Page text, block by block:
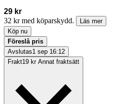
29 kr
32 kr med köparskydd.
Läs mer
Köp nu
Föreslå pris
Avslutas1 sep 16:12
Frakt19 kr Annat fraktsätt